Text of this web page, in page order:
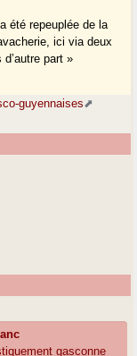
été repeuplée de la
ici via deux
part »
guyennaises
gasconne